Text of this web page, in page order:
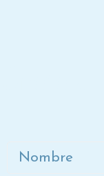
Nombre